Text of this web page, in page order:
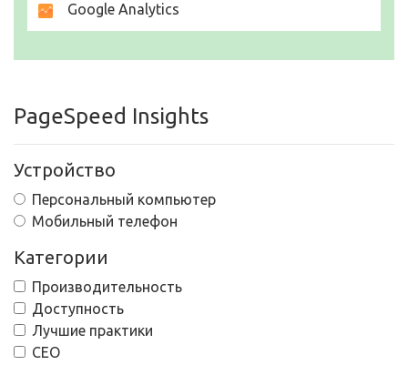
Google Analytics
PageSpeed Insights
Устройство
Персональный компьютер
Мобильный телефон
Категории
Производительность
Доступность
Лучшие практики
СЕО